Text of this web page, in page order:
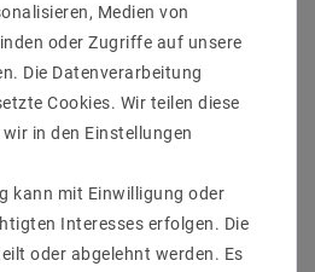
Schnelle
Lieferung
Kostenlose
Beratung
0203-928-789-63
Medien von
oder Zugriffe auf unsere
Die Datenverarbeitung
Cookies. Wir teilen diese
in den Einstellungen
kann mit Einwilligung oder
Interesses erfolgen. Die
oder abgelehnt werden. Es